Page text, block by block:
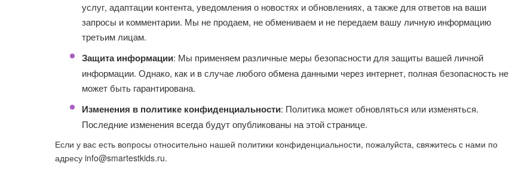
услуг, адаптации контента, уведомления о новостях и обновлениях, а также для ответов на ваши
запросы и комментарии. Мы не продаем, не обмениваем и не передаем вашу личную информацию
третьим лицам.
Защита информации: Мы применяем различные меры безопасности для защиты вашей личной
информации. Однако, как и в случае любого обмена данными через интернет, полная безопасность не
может быть гарантирована.
Изменения в политике конфиденциальности: Политика может обновляться или изменяться.
Последние изменения всегда будут опубликованы на этой странице.
Если у вас есть вопросы относительно нашей политики конфиденциальности, пожалуйста, свяжитесь с нами по
адресу info@smartestkids.ru.